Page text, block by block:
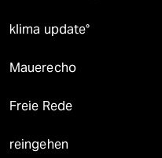
klima update°
Mauerecho
Freie Rede
reingehen